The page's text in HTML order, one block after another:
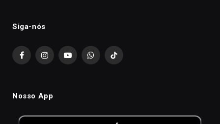
Siga-nós
FacebookInstagramYouTubeWhatsAppTikTok
Nosso App